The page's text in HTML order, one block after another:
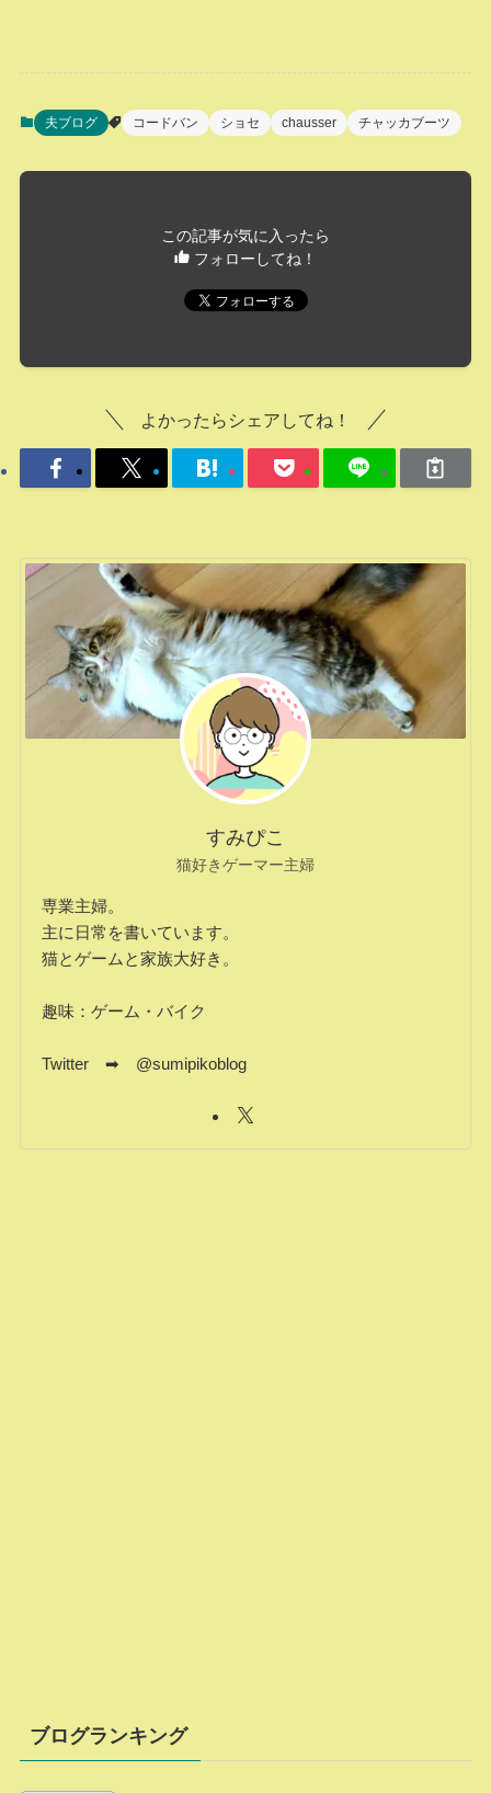
夫ブログ コードバン ショセ chausser チャッカブーツ
この記事が気に入ったら
フォローしてね！
よかったらシェアしてね！
すみぴこ
猫好きゲーマー主婦
専業主婦。
主に日常を書いています。
猫とゲームと家族大好き。
趣味：ゲーム・バイク
Twitter ➡ @sumipikoblog
ブログランキング